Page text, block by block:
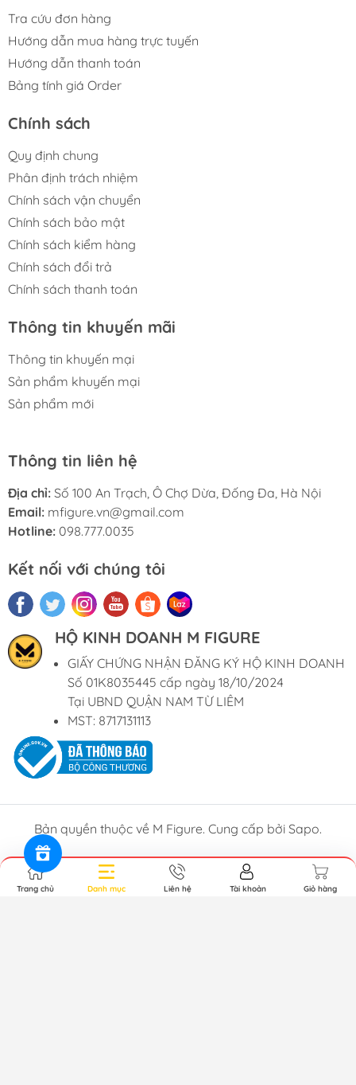
Tra cứu đơn hàng
Hướng dẫn mua hàng trực tuyến
Hướng dẫn thanh toán
Bảng tính giá Order
Chính sách
Quy định chung
Phân định trách nhiệm
Chính sách vận chuyển
Chính sách bảo mật
Chính sách kiểm hàng
Chính sách đổi trả
Chính sách thanh toán
Thông tin khuyến mãi
Thông tin khuyến mại
Sản phẩm khuyến mại
Sản phẩm mới
Thông tin liên hệ
Địa chỉ: Số 100 An Trạch, Ô Chợ Dừa, Đống Đa, Hà Nội
Email: mfigure.vn@gmail.com
Hotline: 098.777.0035
Kết nối với chúng tôi
HỘ KINH DOANH M FIGURE
GIẤY CHỨNG NHẬN ĐĂNG KÝ HỘ KINH DOANH
Số 01K8035445 cấp ngày 18/10/2024
Tại UBND QUẬN NAM TỪ LIÊM
MST: 8717131113
Bản quyền thuộc về M Figure. Cung cấp bởi Sapo.
Trang chủ Danh mục Liên hệ Tài khoản Giỏ hàng